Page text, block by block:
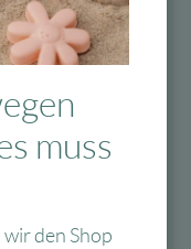
muss
den Shop